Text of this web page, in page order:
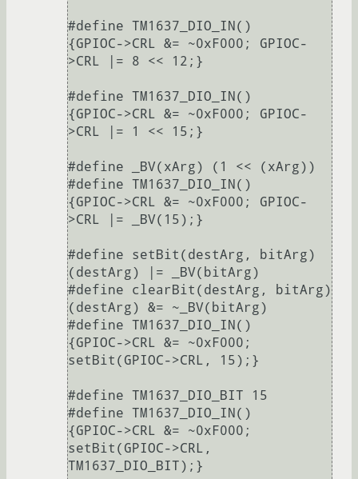
#define TM1637_DIO_IN()
{GPIOC->CRL &= ~0xF000; GPIOC-
>CRL |= 8 << 12;}
#define TM1637_DIO_IN()
{GPIOC->CRL &= ~0xF000; GPIOC-
>CRL |= 1 << 15;}
#define _BV(xArg) (1 << (xArg))
#define TM1637_DIO_IN()
{GPIOC->CRL &= ~0xF000; GPIOC-
>CRL |= _BV(15);}
#define setBit(destArg, bitArg)
(destArg) |= _BV(bitArg)
#define clearBit(destArg, bitArg)
(destArg) &= ~_BV(bitArg)
#define TM1637_DIO_IN()
{GPIOC->CRL &= ~0xF000;
setBit(GPIOC->CRL, 15);}
#define TM1637_DIO_BIT 15
#define TM1637_DIO_IN()
{GPIOC->CRL &= ~0xF000;
setBit(GPIOC->CRL,
TM1637_DIO_BIT);}